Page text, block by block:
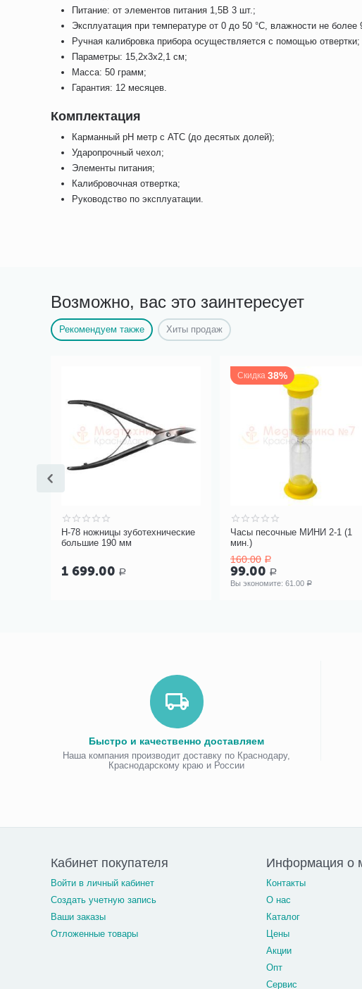
Питание: от элементов питания 1,5В 3 шт.;
Эксплуатация при температуре от 0 до 50 °C, влажности не более
Ручная калибровка прибора осуществляется с помощью отвертки;
Параметры: 15,2х3х2,1 см;
Масса: 50 грамм;
Гарантия: 12 месяцев.
Комплектация
Карманный pH метр с АТС (до десятых долей);
Ударопрочный чехол;
Элементы питания;
Калибровочная отвертка;
Руководство по эксплуатации.
Возможно, вас это заинтересует
Рекомендуем также Хиты продаж
Н-78 ножницы зуботехнические
большие 190 мм
1 699.00 Р
Скидка 38%
Часы песочные МИНИ 2-1 (1
мин.)
160.00 Р
99.00 Р
Вы экономите: 61.00 Р
Быстро и качественно доставляем
Наша компания производит доставку по Краснодару,
Краснодарскому краю и России
Кабинет покупателя
Войти в личный кабинет
Создать учетную запись
Ваши заказы
Отложенные товары
Информация о
Контакты
О нас
Каталог
Цены
Акции
Опт
Сервис